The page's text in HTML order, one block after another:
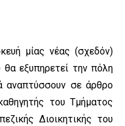
μίας νέας (σχεδόν)
εξυπηρετεί την πόλη
αναπτύσσουν σε άρθρο
του Τμήματος
Διοικητικής του